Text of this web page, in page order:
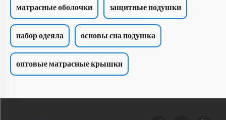
матрасные оболочки защитные подушки
набор одеяла основы сна подушка
оптовые матрасные крышки